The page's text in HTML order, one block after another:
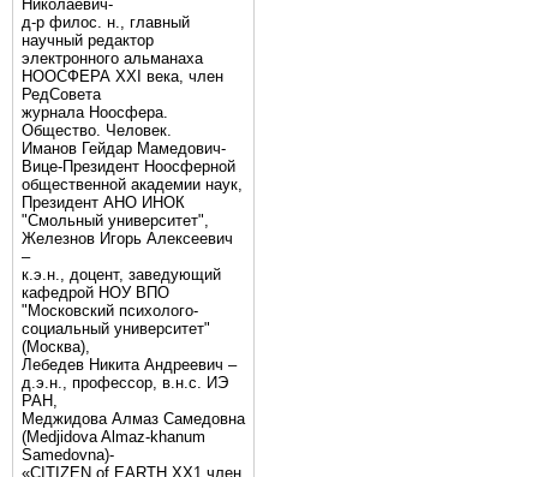
Николаевич-
д-р филос. н., главный
научный редактор
электронного альманаха
НООСФЕРА XXI века, член
РедСовета
журнала Ноосфера.
Общество. Человек.
Иманов Гейдар Мамедович-
Вице-Президент Ноосферной
общественной академии наук,
Президент АНО ИНОК
"Смольный университет",
Железнов Игорь Алексеевич
–
к.э.н., доцент, заведующий
кафедрой НОУ ВПО
"Московский психолого-
социальный университет"
(Москва),
Лебедев Никита Андреевич –
д.э.н., профессор, в.н.с. ИЭ
РАН,
Меджидова Алмаз Самедовна
(Medjidova Almaz-khanum
Samedovna)-
«CITIZEN of EARTH XX1 член